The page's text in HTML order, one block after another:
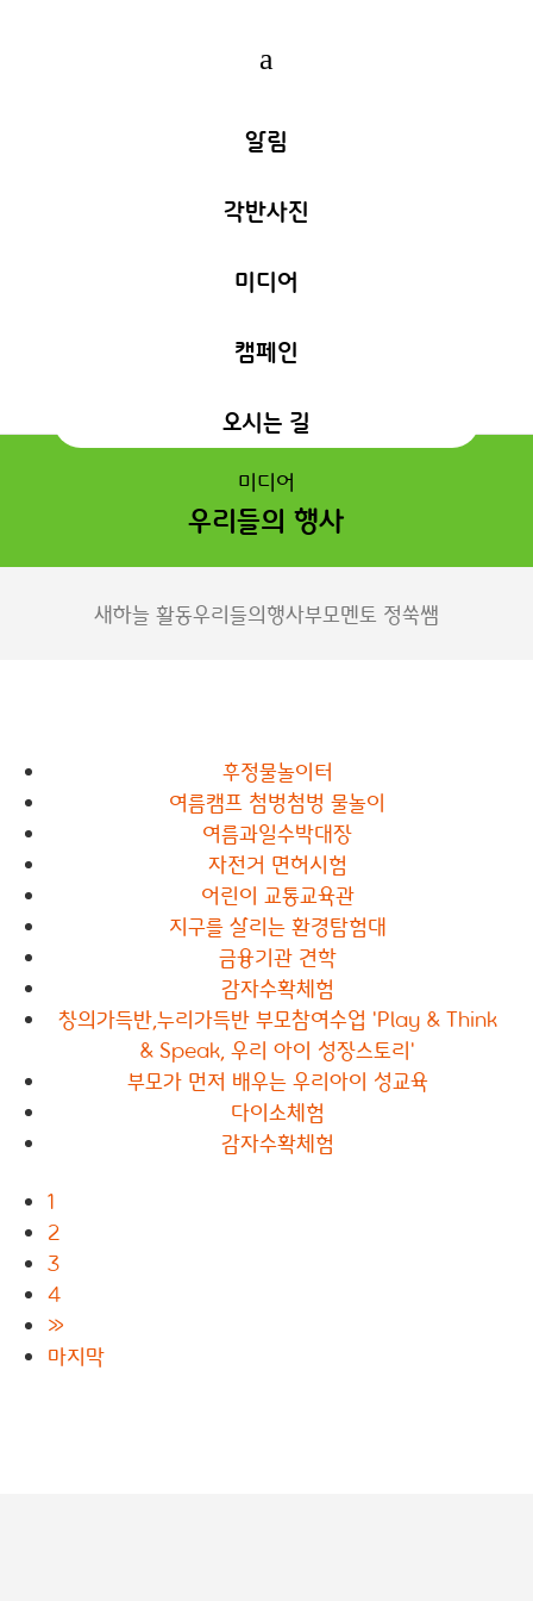
a
알림
각반사진
미디어
캠페인
오시는 길
미디어
우리들의 행사
새하늘 활동우리들의행사부모멘토 정쑥쌤
후정물놀이터
여름캠프 첨벙첨벙 물놀이
여름과일수박대장
자전거 면허시험
어린이 교통교육관
지구를 살리는 환경탐험대
금융기관 견학
감자수확체험
창의가득반,누리가득반 부모참여수업 'Play & Think
& Speak, 우리 아이 성장스토리'
부모가 먼저 배우는 우리아이 성교육
다이소체험
감자수확체험
1
2
3
4
»
마지막